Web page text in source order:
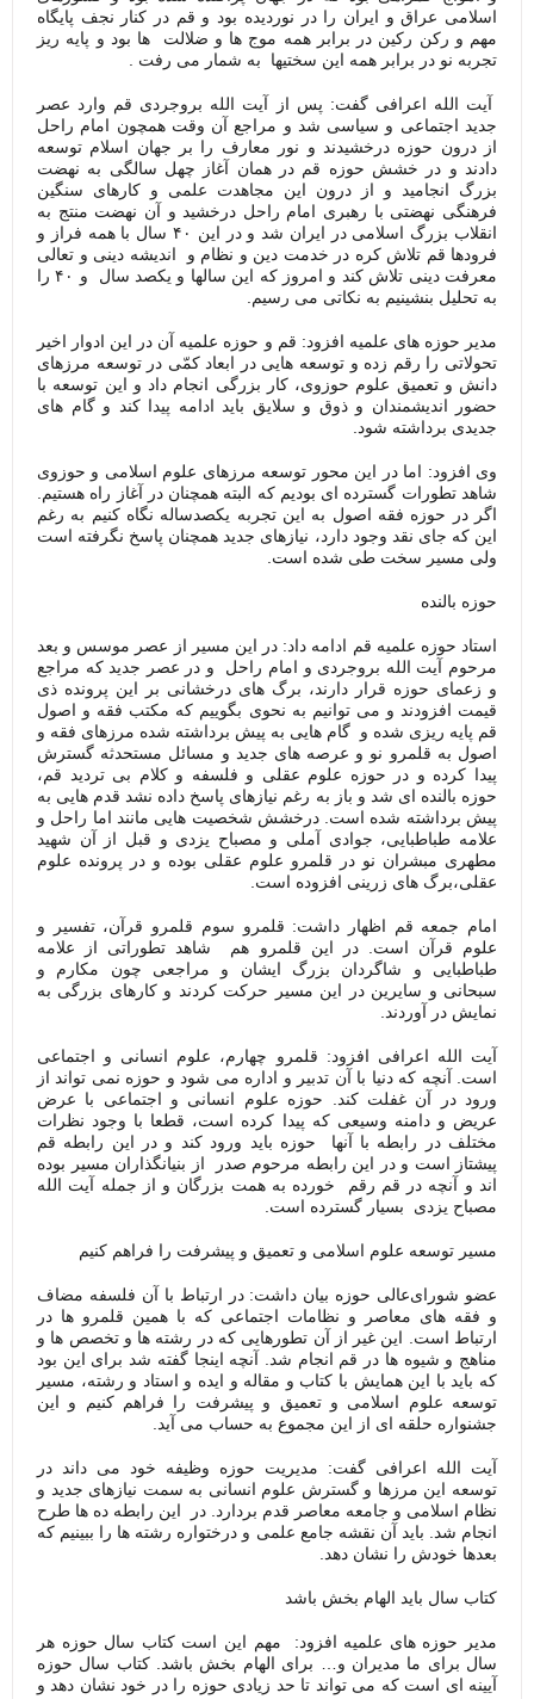
اسلامی عراق و ایران را در نوردیده بود و قم در کنار نجف پایگاه
مهم و رکن رکین در برابر همه موج ها و ضلالت ها بود و پایه ریز
تجربه نو در برابر همه این سختیها به شمار می رفت .
آیت الله اعرافی گفت: پس از آیت الله بروجردی قم وارد عصر
جدید اجتماعی و سیاسی شد و مراجع آن وقت همچون امام راحل
از درون حوزه درخشیدند و نور معارف را بر جهان اسلام توسعه
دادند و در خشش حوزه قم در همان آغاز چهل سالگی به نهضت
بزرگ انجامید و از درون این مجاهدت علمی و کارهای سنگین
فرهنگی نهضتی با رهبری امام راحل درخشید و آن نهضت منتج به
انقلاب بزرگ اسلامی در ایران شد و در این ۴۰ سال با همه فراز و
فرودها قم تلاش کره در خدمت دین و نظام و اندیشه دینی و تعالی
معرفت دینی تلاش کند و امروز که این سالها و یکصد سال و ۴۰ را
به تحلیل بنشینیم به نکاتی می رسیم.
مدیر حوزه های علمیه افزود: قم و حوزه علمیه آن در این ادوار اخیر
تحولاتی را رقم زده و توسعه هایی در ابعاد کمّی در توسعه مرزهای
دانش و تعمیق علوم حوزوی، کار بزرگی انجام داد و این توسعه با
حضور اندیشمندان و ذوق و سلایق باید ادامه پیدا کند و گام های
جدیدی برداشته شود.
وی افزود: اما در این محور توسعه مرزهای علوم اسلامی و حوزوی
شاهد تطورات گسترده ای بودیم که البته همچنان در آغاز راه هستیم.
اگر در حوزه فقه اصول به این تجربه یکصدساله نگاه کنیم به رغم
این که جای نقد وجود دارد، نیازهای جدید همچنان پاسخ نگرفته است
ولی مسیر سخت طی شده است.
حوزه بالنده
استاد حوزه علمیه قم ادامه داد: در این مسیر از عصر موسس و بعد
مرحوم آیت الله بروجردی و امام راحل و در عصر جدید که مراجع
و زعمای حوزه قرار دارند، برگ های درخشانی بر این پرونده ذی
قیمت افزودند و می توانیم به نحوی بگوییم که مکتب فقه و اصول
قم پایه ریزی شده و گام هایی به پیش برداشته شده مرزهای فقه و
اصول به قلمرو نو و عرصه های جدید و مسائل مستحدثه گسترش
پیدا کرده و در حوزه علوم عقلی و فلسفه و کلام بی تردید قم،
حوزه بالنده ای شد و باز به رغم نیازهای پاسخ داده نشد قدم هایی به
پیش برداشته شده است. درخشش شخصیت هایی مانند اما راحل و
علامه طباطبایی، جوادی آملی و مصباح یزدی و قبل از آن شهید
مطهری مبشران نو در قلمرو علوم عقلی بوده و در پرونده علوم
عقلی،برگ های زرینی افزوده است.
امام جمعه قم اظهار داشت: قلمرو سوم قلمرو قرآن، تفسیر و
علوم قرآن است. در این قلمرو هم شاهد تطوراتی از علامه
طباطبایی و شاگردان بزرگ ایشان و مراجعی چون مکارم و
سبحانی و سایرین در این مسیر حرکت کردند و کارهای بزرگی به
نمایش در آوردند.
آیت الله اعرافی افزود: قلمرو چهارم، علوم انسانی و اجتماعی
است. آنچه که دنیا با آن تدبیر و اداره می شود و حوزه نمی تواند از
ورود در آن غفلت کند. حوزه علوم انسانی و اجتماعی با عرض
عریض و دامنه وسیعی که پیدا کرده است، قطعا با وجود نظرات
مختلف در رابطه با آنها حوزه باید ورود کند و در این رابطه قم
پیشتاز است و در این رابطه مرحوم صدر از بنیانگذاران مسیر بوده
اند و آنچه در قم رقم خورده به همت بزرگان و از جمله آیت الله
مصباح یزدی بسیار گسترده است.
مسیر توسعه علوم اسلامی و تعمیق و پیشرفت را فراهم کنیم
عضو شورای‌عالی حوزه بیان داشت: در ارتباط با آن فلسفه مضاف
و فقه های معاصر و نظامات اجتماعی که با همین قلمرو ها در
ارتباط است. این غیر از آن تطورهایی که در رشته ها و تخصص ها و
مناهج و شیوه ها در قم انجام شد. آنچه اینجا گفته شد برای این بود
که باید با این همایش با کتاب و مقاله و ایده و استاد و رشته، مسیر
توسعه علوم اسلامی و تعمیق و پیشرفت را فراهم کنیم و این
جشنواره حلقه ای از این مجموع به حساب می آید.
آیت الله اعرافی گفت: مدیریت حوزه وظیفه خود می داند در
توسعه این مرزها و گسترش علوم انسانی به سمت نیازهای جدید و
نظام اسلامی و جامعه معاصر قدم بردارد. در این رابطه ده ها طرح
انجام شد. باید آن نقشه جامع علمی و درختواره رشته ها را ببینیم که
بعدها خودش را نشان دهد.
کتاب سال باید الهام بخش باشد
مدیر حوزه های علمیه افزود: مهم این است کتاب سال حوزه هر
سال برای ما مدیران و… برای الهام بخش باشد. کتاب سال حوزه
آیینه ای است که می تواند تا حد زیادی حوزه را در خود نشان دهد و